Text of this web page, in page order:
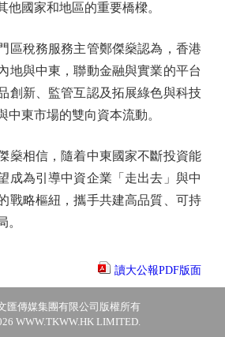
他國家和地區的重要橋樑。
稅務服務主管鄭傑燊認為，香港
地與中東，聯動金融與實業的平台
創新、監管互認及拓展綠色與科技
中東市場的雙向資本流動。
相信，隨着中東國家不斷投資能
成為引導中資企業「走出去」與中
戰略樞紐，攜手共建高品質、可持
。
讀大公報PDF版面
匯傳媒集團有限公司版權所有
WWW.TKWW.HK LIMITED.